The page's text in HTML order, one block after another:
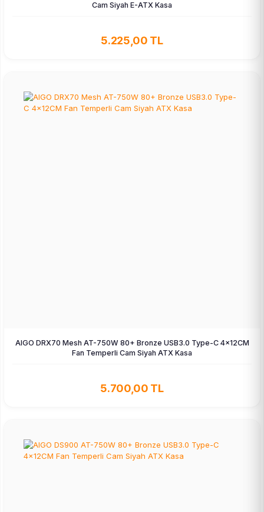
Cam Siyah E-ATX Kasa
5.225,00 TL
AIGO DRX70 Mesh AT-750W 80+ Bronze USB3.0 Type-C 4×12CM
Fan Temperli Cam Siyah ATX Kasa
5.700,00 TL